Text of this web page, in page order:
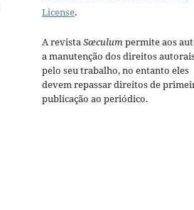
License.
A revistaSæculumpermite aos
a manutenção dos direitos
pelo seu trabalho, no entanto eles
devem repassar direitos de
publicação ao periódico.